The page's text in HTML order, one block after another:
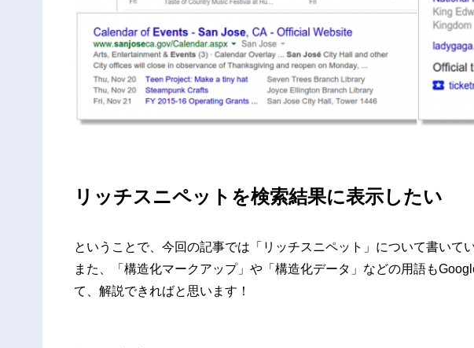
リッチスニペットを検索結果に表示したい
ということで、今回の記事では 「リッチスニペット」 について書いて
また、
「構造化マークアップ」 や「構造化データ」 などの用語も
て、解説できればと思います！